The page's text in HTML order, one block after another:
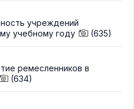
учреждений
учебному году
(635)
ремесленников в
(634)